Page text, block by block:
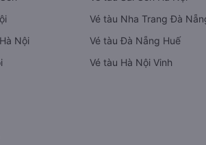
Nội
Vé tàu Nha Trang Đà
Vé tàu Đà Nẵng Huế
Vé tàu Hà Nội Vinh